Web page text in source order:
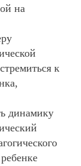
на
к
динамику